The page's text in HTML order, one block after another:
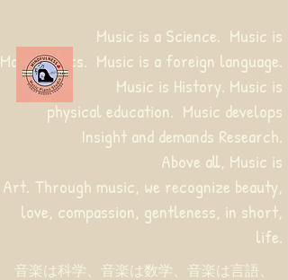
音楽は科学、音楽は数学、音楽は言語、
Music is a Science. Music is
Mathematics. Music is a foreign language.
Music is History. Music is
physical education. Music develops
Insight and demands Research.
Above all, Music is
Art. Through music, we recognize beauty,
love, compassion, gentleness, in short,
life.